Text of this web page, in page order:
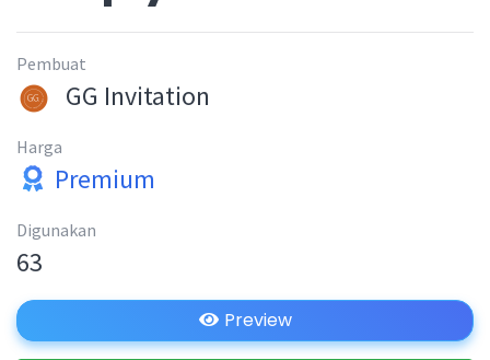
Pembuat
GG Invitation
Harga
Premium
Digunakan
63
Preview